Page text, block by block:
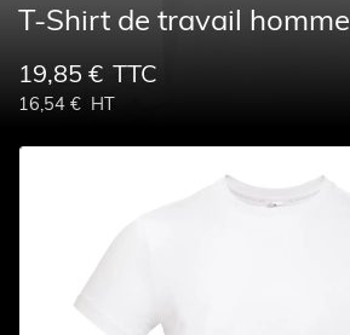
T-Shirt de travail homme
19,85 € TTC
16,54 € HT